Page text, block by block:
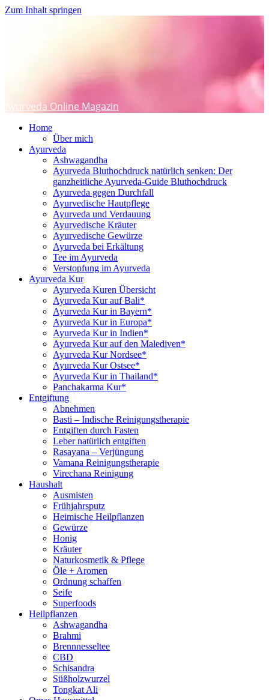
Zum Inhalt springen
Ayurveda Online Magazin
Home
Über mich
Ayurveda
Ashwagandha
Ayurveda Bluthochdruck natürlich senken: Der
ganzheitliche Ayurveda-Guide Bluthochdruck
Ayurveda gegen Durchfall
Ayurvedische Hautpflege
Ayurveda und Verdauung
Ayurvedische Kräuter
Ayurvedische Gewürze
Ayurveda bei Erkältung
Tee im Ayurveda
Verstopfung im Ayurveda
Ayurveda Kur
Ayurveda Kuren Übersicht
Ayurveda Kur auf Bali*
Ayurveda Kur in Bayern*
Ayurveda Kur in Europa*
Ayurveda Kur in Indien*
Ayurveda Kur auf den Malediven*
Ayurveda Kur Nordsee*
Ayurveda Kur Ostsee*
Ayurveda Kur in Thailand*
Panchakarma Kur*
Entgiftung
Abnehmen
Basti – Indische Reinigungstherapie
Entgiften durch Fasten
Leber natürlich entgiften
Rasayana – Verjüngung
Vamana Reinigungstherapie
Virechana Reinigung
Haushalt
Ausmisten
Frühjahrsputz
Heimische Heilpflanzen
Gewürze
Honig
Kräuter
Naturkosmetik & Pflege
Öle + Aromen
Ordnung schaffen
Seife
Superfoods
Heilpflanzen
Ashwagandha
Brahmi
Brennnesseltee
CBD
Schisandra
Süßholzwurzel
Tongkat Ali